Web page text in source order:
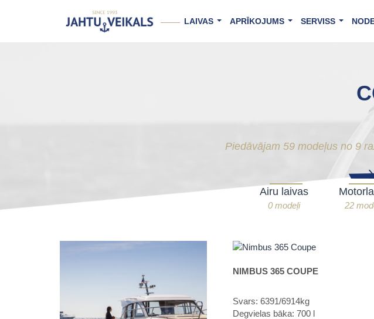
LAIVAS
APRĪKOJUMS
SERVISS
Piedāvājam 59 modeļus no 9
Airu laivas
0 modeļi 22
NIMBUS 365 COUPE
Svars: 6391/6914kg
Degvielas bāka: 700 l